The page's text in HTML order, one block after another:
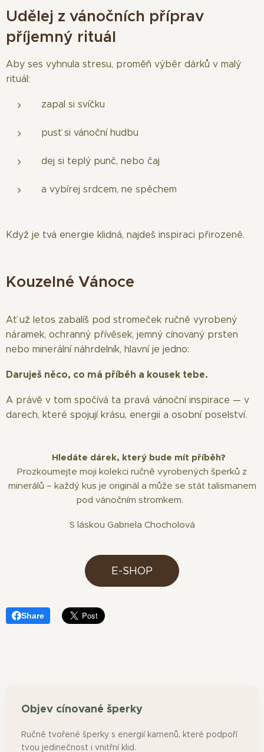
Udělej z vánočních příprav
příjemný rituál
Aby ses vyhnula stresu, proměň výběr dárků v malý
rituál:
zapal si svíčku
pusť si vánoční hudbu
dej si teplý punč, nebo čaj
a vybírej srdcem, ne spěchem
Když je tvá energie klidná, najdeš inspiraci přirozeně.
Kouzelné Vánoce
Ať už letos zabalíš pod stromeček ručně vyrobený
náramek, ochranný přívěsek, jemný cínovaný prsten
nebo minerální náhrdelník, hlavní je jedno:
Daruješ něco, co má příběh a kousek tebe.
A právě v tom spočívá ta pravá vánoční inspirace — v
darech, které spojují krásu, energii a osobní poselství.
Hledáte dárek, který bude mít příběh?
Prozkoumejte moji kolekci ručně vyrobených šperků z
minerálů – každý kus je originál a může se stát talismanem
pod vánočním stromkem.
S láskou Gabriela Chocholová
E-SHOP
Share
Objev cínované šperky
Ručně tvořené šperky s energií kamenů, které podpoří
tvou jedinečnost i vnitřní klid.